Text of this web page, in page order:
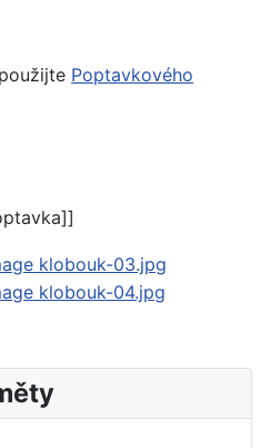
Poptavkového